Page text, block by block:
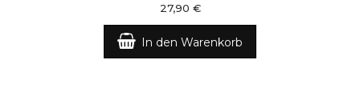
27,90 €
In den Warenkorb